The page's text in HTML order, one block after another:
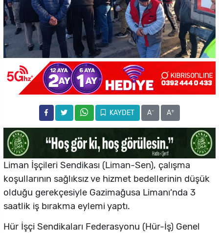
KAYDET A- A+
Liman İşçileri Sendikası (Liman-Sen), çalışma
koşullarının sağlıksız ve hizmet bedellerinin düşük
olduğu gerekçesiyle Gazimağusa Limanı’nda 3
saatlik iş bırakma eylemi yaptı.
Hür İşçi Sendikaları Federasyonu (Hür-İş) Genel